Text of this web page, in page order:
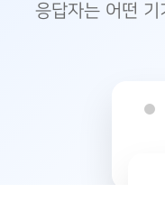
응답자는 어떤 기